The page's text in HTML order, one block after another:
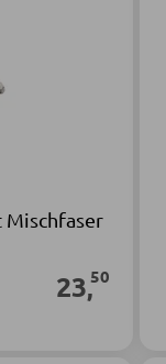
Mischfaser
23,50